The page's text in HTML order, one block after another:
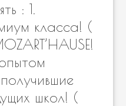
: 1.
класса! (
школ! (